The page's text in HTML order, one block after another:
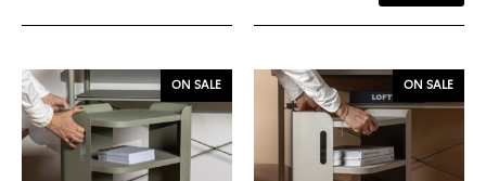
ON SALE
המחיר
המקורי
היה:
₪529.
המחיר
הנוכחי
הוא:
₪399.
ON SALE
המחיר
המקורי
היה:
₪529.
המחיר
הנוכחי
הוא:
₪399.